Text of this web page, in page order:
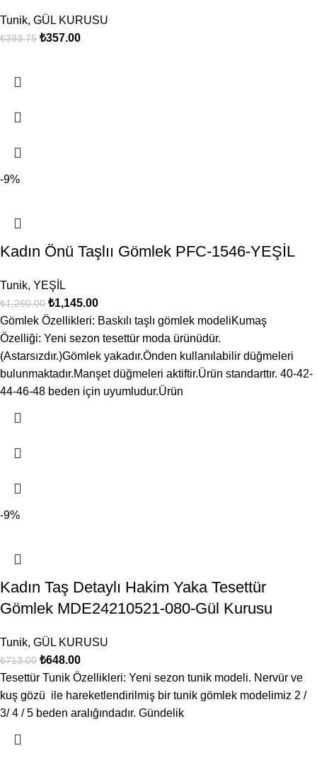
Tunik, GÜL KURUSU
₺393.75 ₺357.00
-9%
Kadın Önü Taşlıı Gömlek PFC-1546-YEŞİL
Tunik, YEŞİL
₺1,260.00 ₺1,145.00
Gömlek Özellikleri: Baskılı taşlı gömlek modeliKumaş
Özelliği: Yeni sezon tesettür moda ürünüdür.
(Astarsızdır.)Gömlek yakadır.Önden kullanılabilir düğmeleri
bulunmaktadır.Manşet düğmeleri aktiftir.Ürün standarttır. 40-42-
44-46-48 beden için uyumludur.Ürün
-9%
Kadın Taş Detaylı Hakim Yaka Tesettür
Gömlek MDE24210521-080-Gül Kurusu
Tunik, GÜL KURUSU
₺713.00 ₺648.00
Tesettür Tunik Özellikleri: Yeni sezon tunik modeli. Nervür ve
kuş gözü ile hareketlendirilmiş bir tunik gömlek modelimiz 2 /
3/ 4 / 5 beden aralığındadır. Gündelik